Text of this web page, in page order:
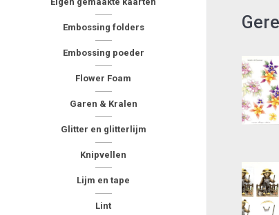
Embossing folders
Embossing poeder
Flower Foam
Garen & Kralen
Glitter en glitterlijm
Knipvellen
Lijm en tape
Lint